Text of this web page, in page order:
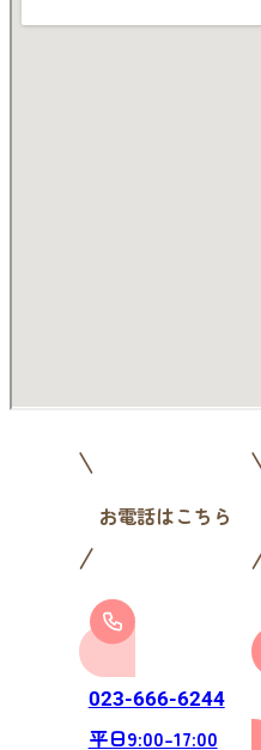
お電話はこちら
023-666-6244
平日9:00-17:00